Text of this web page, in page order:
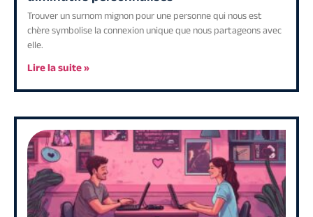
Trouver un surnom mignon pour une personne qui nous est
chère symbolise la connexion unique que nous partageons avec
elle.
Lire la suite »